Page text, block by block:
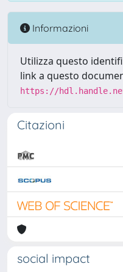
Informazioni
Utilizza questo
link a questo
https://
Citazioni
social impact